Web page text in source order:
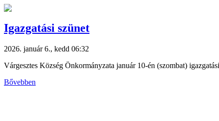
Igazgatási szünet
2026. január 6., kedd 06:32
Várgesztes Község Önkormányzata január 10-én (szombat)
Bővebben